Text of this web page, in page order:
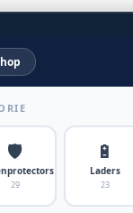
🛡️
29
🔋
Laders
23